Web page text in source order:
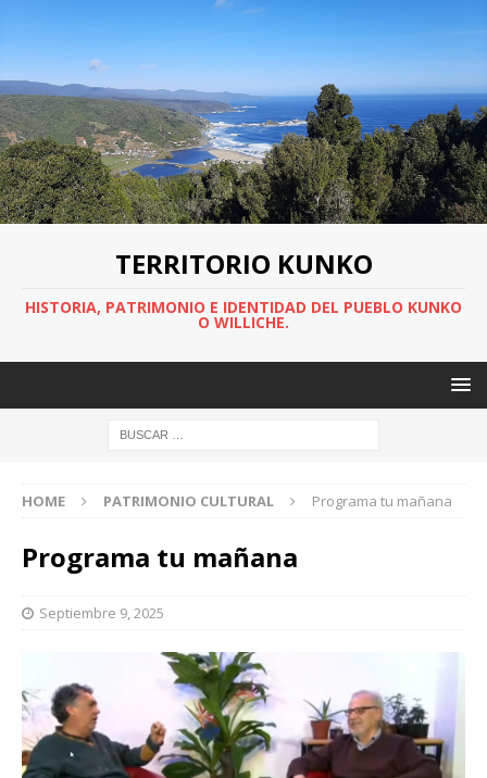
TERRITORIO KUNKO
HISTORIA, PATRIMONIO E IDENTIDAD DEL PUEBLO KUNKO
O WILLICHE.
HOME PATRIMONIO CULTURAL Programa tu mañana
Programa tu mañana
Septiembre 9, 2025